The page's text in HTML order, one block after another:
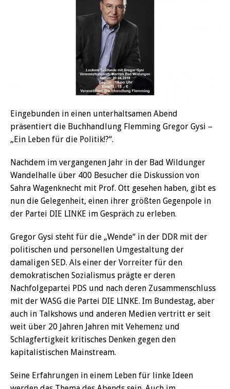
Eingebunden in einen unterhaltsamen Abend
präsentiert die Buchhandlung Flemming Gregor Gysi –
„Ein Leben für die Politik!?“.
Nachdem im vergangenen Jahr in der Bad Wildunger
Wandelhalle über 400 Besucher die Diskussion von
Sahra Wagenknecht mit Prof. Ott gesehen haben, gibt es
nun die Gelegenheit, einen ihrer größten Gegenpole in
der Partei DIE LINKE im Gespräch zu erleben.
Gregor Gysi steht für die „Wende“ in der DDR mit der
politischen und personellen Umgestaltung der
damaligen SED. Als einer der Vorreiter für den
demokratischen Sozialismus prägte er deren
Nachfolgepartei PDS und nach deren Zusammenschluss
mit der WASG die Partei DIE LINKE. Im Bundestag, aber
auch in Talkshows und anderen Medien vertritt er seit
weit über 20 Jahren Jahren mit Vehemenz und
Schlagfertigkeit kritisches Denken gegen den
kapitalistischen Mainstream.
Seine Erfahrungen in einem Leben für linke Ideen